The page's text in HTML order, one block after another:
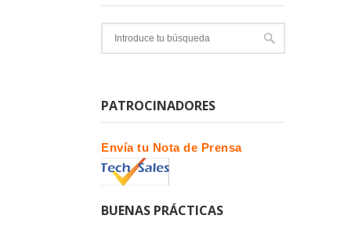
PATROCINADORES
Envía tu Nota de Prensa
BUENAS PRÁCTICAS